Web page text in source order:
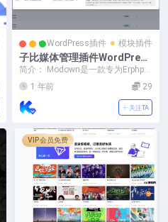
WordPress插件 模块插件
子比媒体管理插件WordPress
插件
简介： Modown是一款专为Erphpd
own WordPress下载插件打造...
1 年前 29
关注TA
VIP会员免费